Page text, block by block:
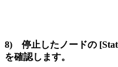
8) 停止したノードの
を確認します。